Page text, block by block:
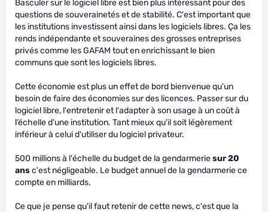
Basculer sur le logiciel libre est bien plus intéressant pour des
questions de souverainetés et de stabilité. C'est important que
les institutions investissent ainsi dans les logiciels libres. Ça les
rends indépendante et souveraines des grosses entreprises
privés comme les GAFAM tout en enrichissant le bien
communs que sont les logiciels libres.
Cette économie est plus un effet de bord bienvenue qu'un
besoin de faire des économies sur des licences. Passer sur du
logiciel libre, l'entretenir et l'adapter à son usage à un coût à
l’échelle d'une institution. Tant mieux qu'il soit légèrement
inférieur à celui d'utiliser du logiciel privateur.
500 millions à l'échelle du budget de la gendarmeriesur 20
ansc'est négligeable. Le budget annuel de la gendarmerie ce
compte en milliards.
Ce que je pense qu'il faut retenir de cette news, c'est que la